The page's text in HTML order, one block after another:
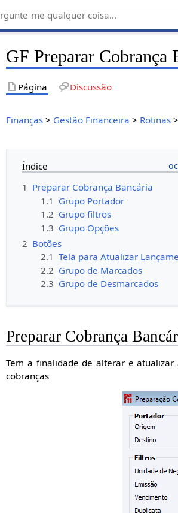
GF Preparar Cobrança
Página Discussão
Finanças > Gestão Financeira > Rotinas >
Índice
1 Preparar Cobrança Bancária
1.1 Grupo Portador
1.2 Grupo filtros
1.3 Grupo Opções
2 Botões
2.1 Tela para Atualizar
2.2 Grupo de Marcados
2.3 Grupo de Desmarcados
Preparar Cobrança
Tem a finalidade de alterar e
cobranças